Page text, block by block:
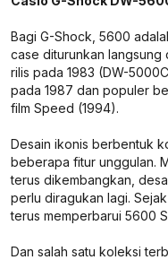
Bagi G-Shock, 5600
case diturunkan langsung
rilis pada 1983 (DW-
pada 1987 dan populer
film Speed (1994).
Desain ikonis berbentuk
beberapa fitur unggulan.
terus dikembangkan,
perlu diragukan lagi.
terus memperbarui 5600
Dan salah satu koleksi